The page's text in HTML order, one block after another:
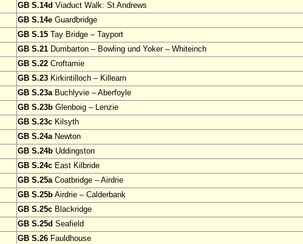
GB S.14d Viaduct Walk: St Andrews
GB S.14e Guardbridge
GB S.15 Tay Bridge – Tayport
GB S.21 Dumbarton – Bowling und Yoker – Whiteinch
GB S.22 Croftamie
GB S.23 Kirkintilloch – Killearn
GB S.23aBuchlyvie – Aberfoyle
GB S.23b Glenboig – Lenzie
GB S.23c Kilsyth
GB S.24aNewton
GB S.24b Uddingston
GB S.24c East Kilbride
GB S.25aCoatbridge – Airdrie
GB S.25b Airdrie – Calderbank
GB S.25c Blackridge
GB S.25d Seafield
GB S.26 Fauldhouse